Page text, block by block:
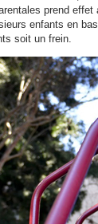
prend
enfants en
soit un frein.